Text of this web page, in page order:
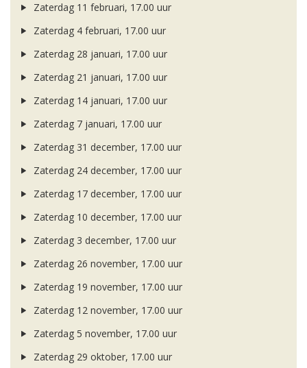
Zaterdag 11 februari, 17.00 uur
Zaterdag 4 februari, 17.00 uur
Zaterdag 28 januari, 17.00 uur
Zaterdag 21 januari, 17.00 uur
Zaterdag 14 januari, 17.00 uur
Zaterdag 7 januari, 17.00 uur
Zaterdag 31 december, 17.00 uur
Zaterdag 24 december, 17.00 uur
Zaterdag 17 december, 17.00 uur
Zaterdag 10 december, 17.00 uur
Zaterdag 3 december, 17.00 uur
Zaterdag 26 november, 17.00 uur
Zaterdag 19 november, 17.00 uur
Zaterdag 12 november, 17.00 uur
Zaterdag 5 november, 17.00 uur
Zaterdag 29 oktober, 17.00 uur